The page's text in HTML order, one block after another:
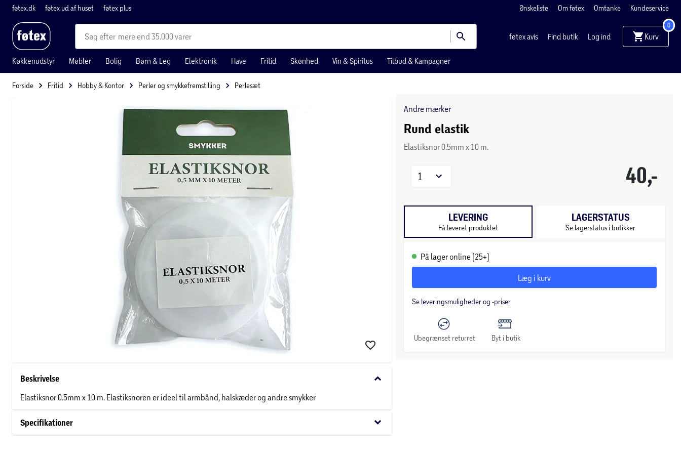
føtex.dk føtex ud af huset føtex plus Ønskeliste Om føtex Omtanke Kundeservice
mere end 35.000 varer føtex avis Find butik Log ind Kurv
0
Køkkenudstyr Møbler Bolig Børn & Leg Elektronik Have Fritid Skønhed Vin & Spiritus Tilbud & Kampagner
Forside Fritid Hobby & Kontor Perler og smykkefremstilling Perlesæt
Beskrivelse keyboard_arrow_down
Elastiksnor 0.5mm x 10 m. Elastiksnoren er ideel til armbånd, halskæder og andre smykker
Specifikationer keyboard_arrow_down
Andre mærker
Rund elastik
Elastiksnor 0.5mm x 10 m.
40,-
1
LEVERING
Få leveret produktet
LAGERSTATUS
Se lagerstatus i butikker
På lager online (25+)
Læg i kurv
Se leveringsmuligheder og -priser
Ubegrænset returret Byt i butik